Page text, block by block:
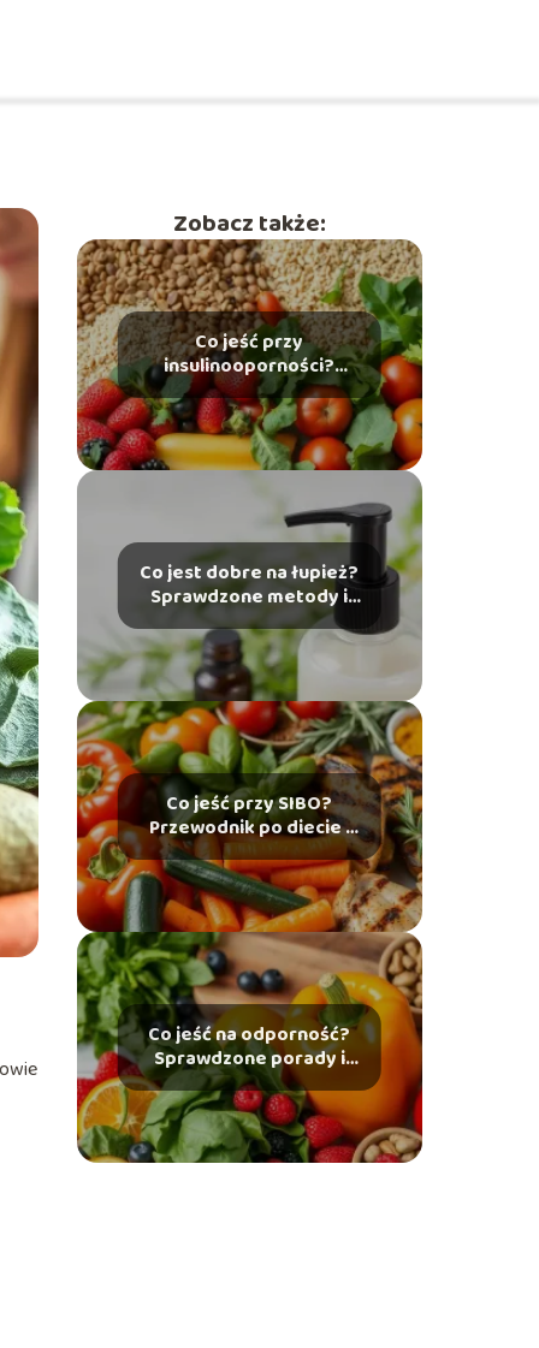
Zobacz także:
Co jeść przy
insulinooporności?
Przewodnik po zdrowej
diecie
Co jest dobre na łupież?
Sprawdzone metody i
porady
Co jeść przy SIBO?
Przewodnik po diecie i
produktach
dozwolonych
Co jeść na odporność?
Sprawdzone porady i
wskazówki